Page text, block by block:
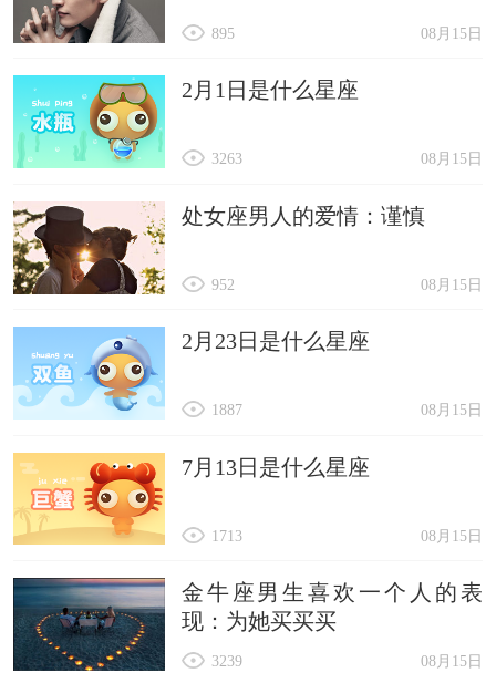
08月15日
895
2月1日是什么星座
08月15日
3263
处女座男人的爱情：谨慎
08月15日
952
2月23日是什么星座
08月15日
1887
7月13日是什么星座
08月15日
1713
金牛座男生喜欢一个人的表
现：为她买买买
08月15日
3239